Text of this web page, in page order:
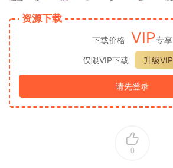
资源下载
下载价格 VIP专享
仅限VIP下载
升级VIP
请先登录
0